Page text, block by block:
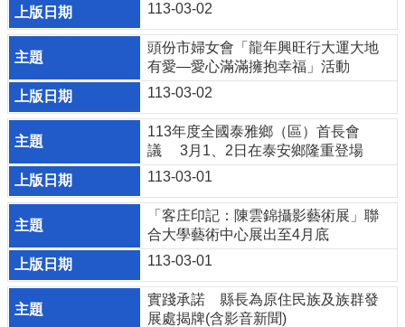
等
專
區
消
費
者
保
專
區
國
家
賠
償
事
113-03-02
頭份市婦女會「龍年興旺行大運大地
有愛—愛心滿滿擁抱幸福」活動
113-03-02
113年度全國泰雅鄉（區）首長會
議 3月1、2日在泰安鄉隆重登場
113-03-01
「客庄印記：陳雲錦攝影藝術展」聯
合大學藝術中心展出至4月底
113-03-01
實踐承諾 縣長為原住民族及族群發
展處揭牌(含影音新聞)